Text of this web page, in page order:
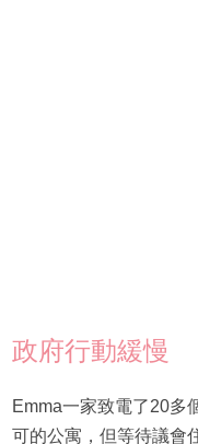
政府行動緩慢
Emma一家致電了20多
可的公寓，但等待議會